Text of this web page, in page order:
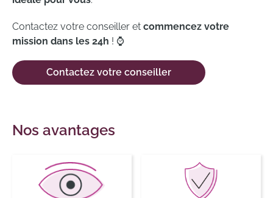
Contactez votre conseiller et commencez votre
mission dans les 24h ! ⌚
Contactez votre conseiller
Nos avantages